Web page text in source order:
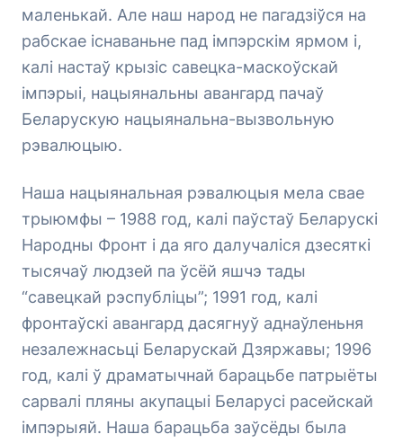
маленькай. Але наш народ не пагадзіўся на
рабскае існаваньне пад імпэрскім ярмом і,
калі настаў крызіс савецка-маскоўскай
імпэрыі, нацыянальны авангард пачаў
Беларускую нацыянальна-вызвольную
рэвалюцыю.
Наша нацыянальная рэвалюцыя мела свае
трыюмфы – 1988 год, калі паўстаў Беларускі
Народны Фронт і да яго далучаліся дзесяткі
тысячаў людзей па ўсёй яшчэ тады
“савецкай рэспубліцы”; 1991 год, калі
фронтаўскі авангард дасягнуў аднаўленьня
незалежнасьці Беларускай Дзяржавы; 1996
год, калі ў драматычнай барацьбе патрыёты
сарвалі пляны акупацыі Беларусі расейскай
імпэрыяй. Наша барацьба заўсёды была